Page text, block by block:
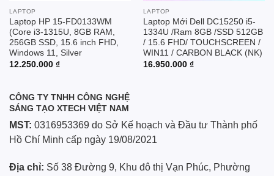
LAPTOP
Laptop HP 15-FD0133WM
(Core i3-1315U, 8GB RAM,
256GB SSD, 15.6 inch FHD,
Windows 11, Silver
12.250.000 ₫
LAPTOP
Laptop Mới Dell DC15250 i5-
1334U /Ram 8GB /SSD 512GB
/ 15.6 FHD/ TOUCHSCREEN /
WIN11 / CARBON BLACK (NK)
16.950.000 ₫
CÔNG TY TNHH CÔNG NGHỆ
SÁNG TẠO XTECH VIỆT NAM
MST: 0316953369 do Sở Kế hoạch và Đầu tư Thành phố
Hồ Chí Minh cấp ngày 19/08/2021
Địa chỉ: Số 38 Đường 9, Khu đô thị Vạn Phúc, Phường